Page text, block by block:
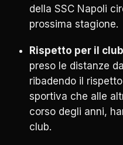
della SSC Napoli
prossima stagione.
Rispetto per il
preso le distanze
ribadendo il
sportiva che alle
corso degli anni,
club.